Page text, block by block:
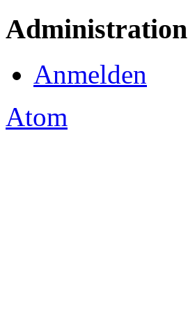
Administration
Anmelden
Atom